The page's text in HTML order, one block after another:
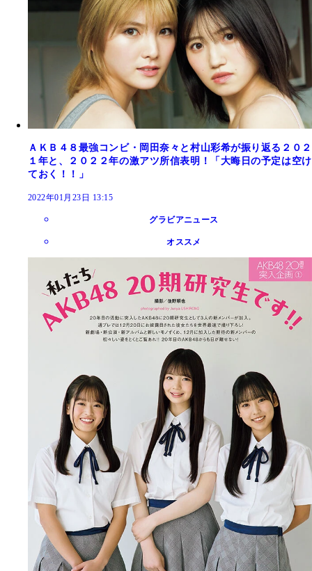
ＡＫＢ４８最強コンビ・岡田奈々と村山彩希が振り返る２０２
１年と、２０２２年の激アツ所信表明！「大晦日の予定は空け
ておく！！」
2022年01月23日 13:15
グラビアニュース
オススメ